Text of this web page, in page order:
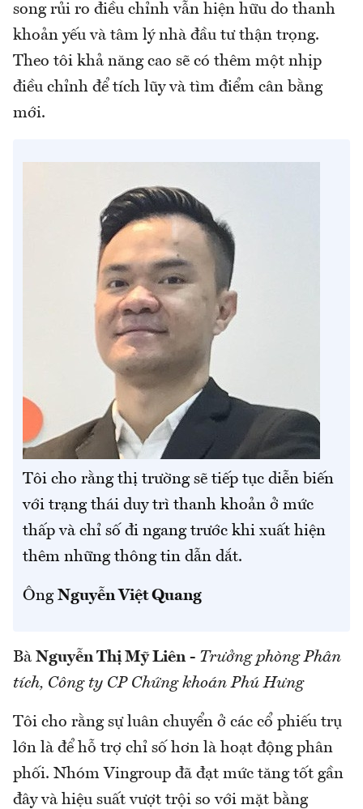
song rủi ro điều chỉnh vẫn hiện hữu do thanh
khoản yếu và tâm lý nhà đầu tư thận trọng.
Theo tôi khả năng cao sẽ có thêm một nhịp
điều chỉnh để tích lũy và tìm điểm cân bằng
mới.
Tôi cho rằng thị trường sẽ tiếp tục diễn biến
với trạng thái duy trì thanh khoản ở mức
thấp và chỉ số đi ngang trước khi xuất hiện
thêm những thông tin dẫn dắt.
Ông Nguyễn Việt Quang
Bà Nguyễn Thị Mỹ Liên- Trưởng phòng Phân
tích, Công ty CP Chứng khoán Phú Hưng
Tôi cho rằng sự luân chuyển ở các cổ phiếu trụ
lớn là để hỗ trợ chỉ số hơn là hoạt động phân
phối. Nhóm Vingroup đã đạt mức tăng tốt gần
đây và hiệu suất vượt trội so với mặt bằng